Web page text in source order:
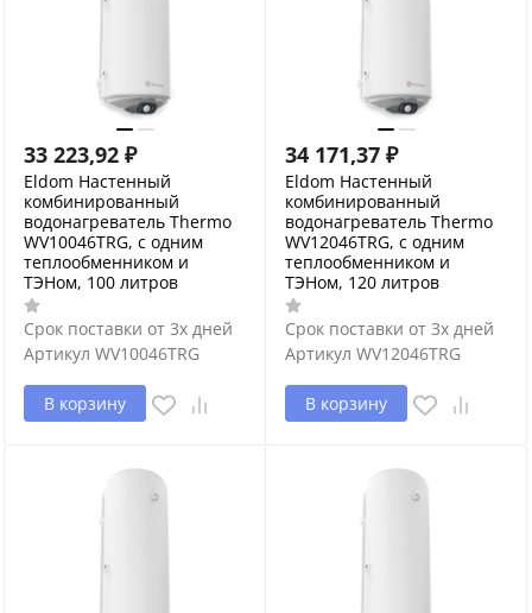
33 223,92 ₽
Eldom Настенный
комбинированный
водонагреватель Thermo
WV10046TRG, с одним
теплообменником и
ТЭНом, 100 литров
Срок поставки от 3х дней
Артикул WV10046TRG
В корзину
34 171,37 ₽
Eldom Настенный
комбинированный
водонагреватель Thermo
WV12046TRG, с одним
теплообменником и
ТЭНом, 120 литров
Срок поставки от 3х дней
Артикул WV12046TRG
В корзину